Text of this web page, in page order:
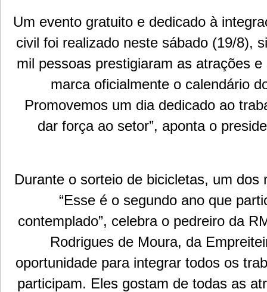
Um evento gratuito e dedicado à
civil foi realizado neste sábado (19/8),
mil pessoas prestigiaram as atrações
marca oficialmente o calendário
Promovemos um dia dedicado ao
dar força ao setor”, aponta o
Durante o sorteio de bicicletas, um
“Esse é o segundo ano que
contemplado”, celebra o pedreiro da
Rodrigues de Moura, da
oportunidade para integrar todos os
participam. Eles gostam de todas as